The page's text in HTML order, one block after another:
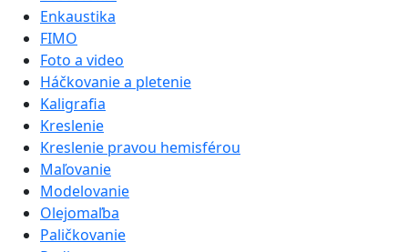
Enkaustika
FIMO
Foto a video
Háčkovanie a pletenie
Kaligrafia
Kreslenie
Kreslenie pravou hemisférou
Maľovanie
Modelovanie
Olejomaľba
Paličkovanie